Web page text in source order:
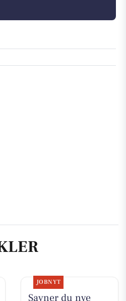
JOBNYT
Savner du nye